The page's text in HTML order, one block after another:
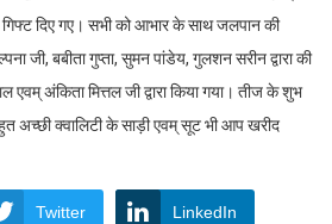
गिफ्ट दिए गए। सभी को आभार के साथ जलपान की
जी, बबीता गुप्ता, सुमन पांडेय, गुलशन सरीन द्वारा की
अंकिता मित्तल जी द्वारा किया गया। तीज के शुभ
अच्छी क्वालिटी के साड़ी एवम् सूट भी आप खरीद
Twitter LinkedIn